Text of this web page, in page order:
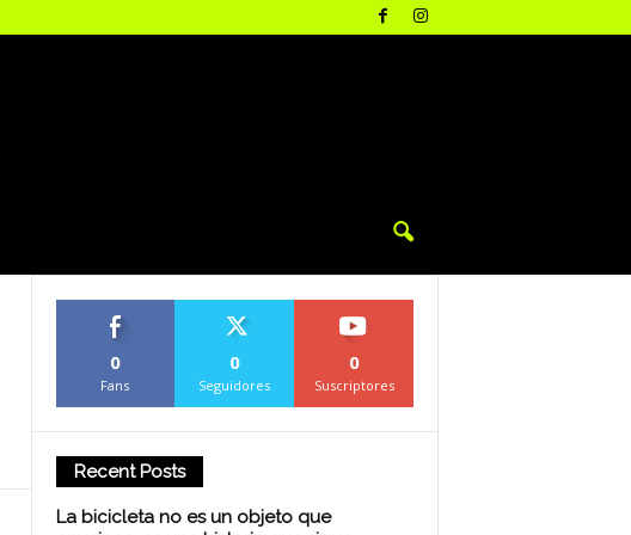
0
Fans
0
Seguidores
0
Suscriptores
Recent Posts
La bicicleta no es un objeto que